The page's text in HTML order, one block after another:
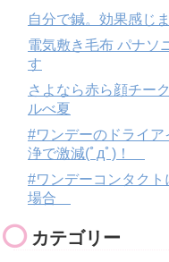
自分で鍼。効果感じ
電気敷き毛布 パナソ
す
さよなら赤ら顔チー
ルべ夏
#ワンデーのドライ
浄で激減(ﾟдﾟ)！
#ワンデーコンタク
場合
カテゴリー